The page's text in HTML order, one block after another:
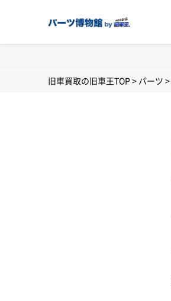
旧車買取の旧車王TOP > パーツ >